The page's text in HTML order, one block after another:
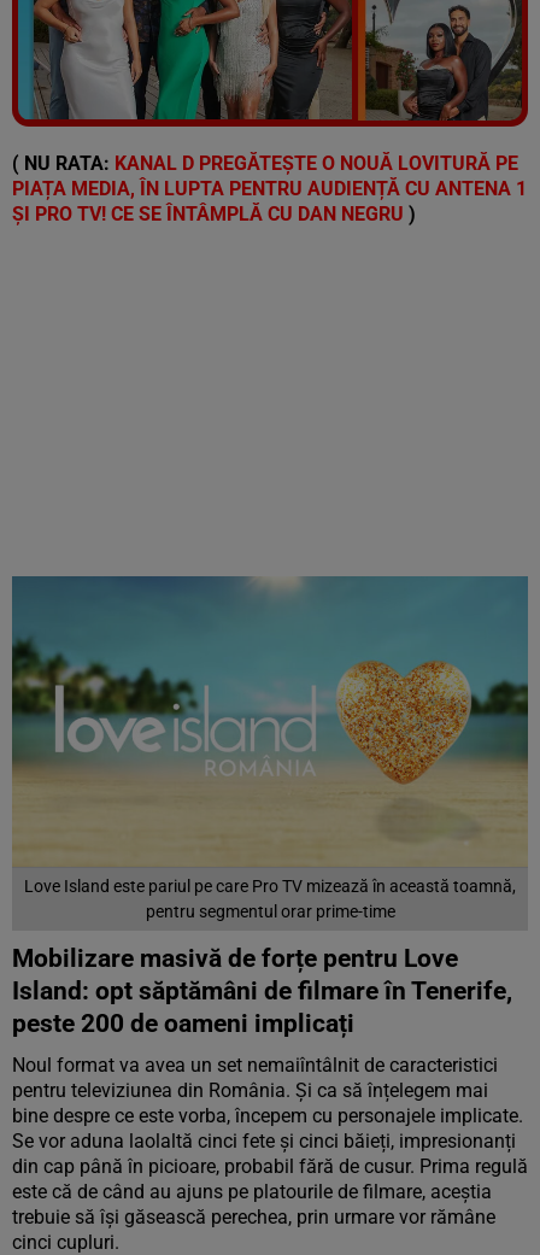
Vezi galeria foto
5 poze
( NU RATA: KANAL D PREGĂTEȘTE O NOUĂ LOVITURĂ PE
PIAȚA MEDIA, ÎN LUPTA PENTRU AUDIENȚĂ CU ANTENA 1
ȘI PRO TV! CE SE ÎNTÂMPLĂ CU DAN NEGRU )
Love Island este pariul pe care Pro TV mizează în această toamnă,
pentru segmentul orar prime-time
Mobilizare masivă de forțe pentru Love
Island: opt săptămâni de filmare în Tenerife,
peste 200 de oameni implicați
Noul format va avea un set nemaiîntâlnit de caracteristici
pentru televiziunea din România. Și ca să înțelegem mai
bine despre ce este vorba, începem cu personajele implicate.
Se vor aduna laolaltă cinci fete și cinci băieți, impresionanți
din cap până în picioare, probabil fără de cusur. Prima regulă
este că de când au ajuns pe platourile de filmare, aceștia
trebuie să își găsească perechea, prin urmare vor rămâne
cinci cupluri.